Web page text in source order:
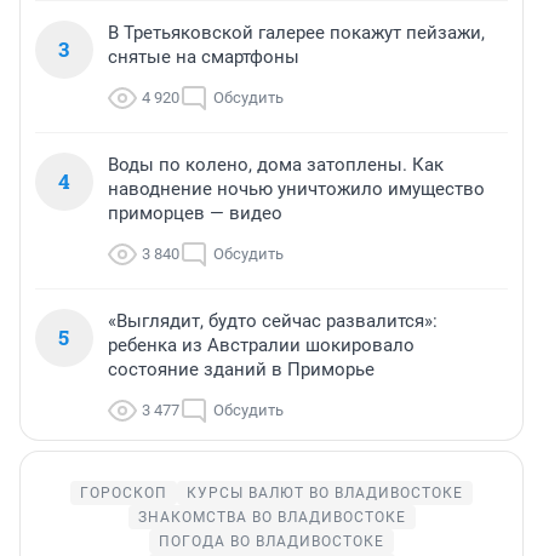
3
В Третьяковской галерее покажут пейзажи,
снятые на смартфоны
4 920 Обсудить
4
Воды по колено, дома затоплены. Как
наводнение ночью уничтожило имущество
приморцев — видео
3 840 Обсудить
5
«Выглядит, будто сейчас развалится»:
ребенка из Австралии шокировало
состояние зданий в Приморье
3 477 Обсудить
ГОРОСКОП
КУРСЫ ВАЛЮТ ВО ВЛАДИВОСТОКЕ
ЗНАКОМСТВА ВО ВЛАДИВОСТОКЕ
ПОГОДА ВО ВЛАДИВОСТОКЕ